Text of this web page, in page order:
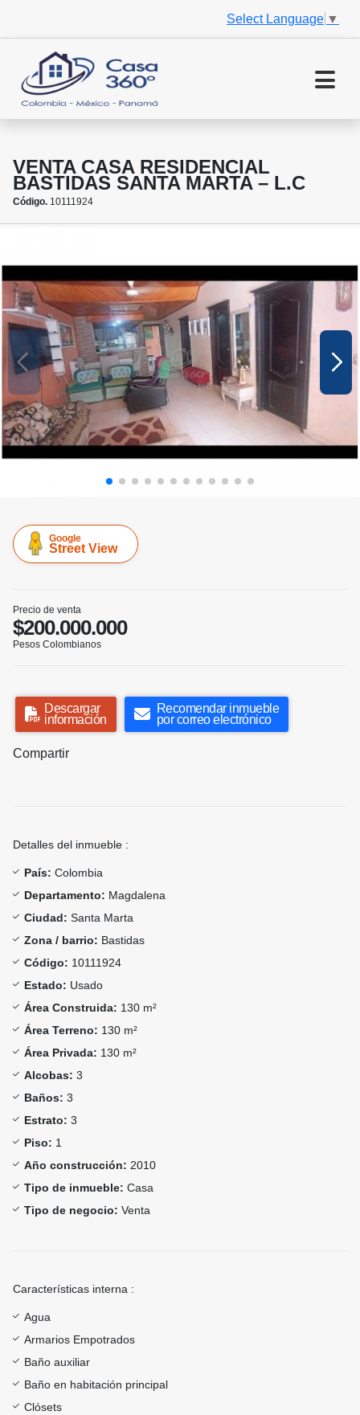
Select Language ▼
VENTA CASA RESIDENCIAL
BASTIDAS SANTA MARTA – L.C
Código. 10111924
Google
Street View
Precio de venta
$200.000.000
Pesos Colombianos
Descargar
información
Recomendar inmueble
por correo electrónico
Compartir
Detalles del inmueble :
País: Colombia
Departamento: Magdalena
Ciudad: Santa Marta
Zona / barrio: Bastidas
Código: 10111924
Estado: Usado
Área Construida: 130 m²
Área Terreno: 130 m²
Área Privada: 130 m²
Alcobas: 3
Baños: 3
Estrato: 3
Piso: 1
Año construcción: 2010
Tipo de inmueble: Casa
Tipo de negocio: Venta
Características interna :
Agua
Armarios Empotrados
Baño auxiliar
Baño en habitación principal
Clósets